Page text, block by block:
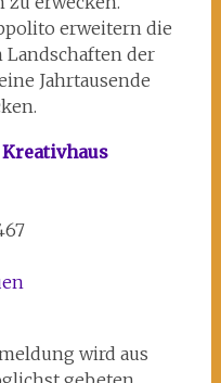
erweitern die
Landschaften der
Jahrtausende
wird aus